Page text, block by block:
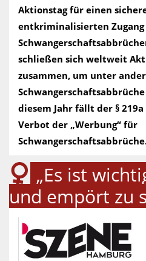
Aktionstag für einen
entkriminalisierten Zugang
schließen sich weltweit
zusammen, um unter
diesem Jahr fällt der §
Verbot der „Werbung“ für
„Es ist
und empört zu